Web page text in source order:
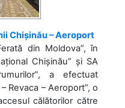
Chișinău – Aeroport
din Moldova”, în
Chișinău” și SA
a efectuat
Revaca – Aeroport”, o
călătorilor către